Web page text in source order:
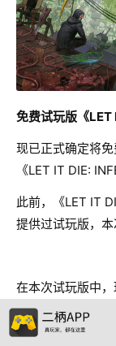
免费试玩版《LET
现已正式确定将
《LET IT DIE:
此前，《LET IT
提供过试玩版，本
在本次试玩版中，
的多样魅力，包
人交错战斗的系